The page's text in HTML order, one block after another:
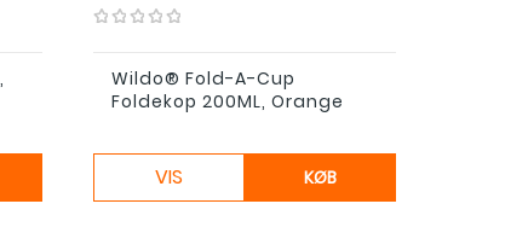
Wildo® Fold-A-Cup
Foldekop 200ML, Orange
VIS KØB